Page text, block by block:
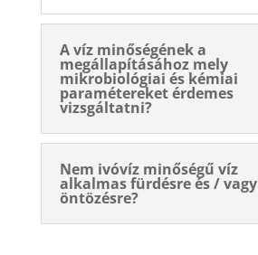
A víz minőségének a
megállapításához mely
mikrobiológiai és kémiai
paramétereket érdemes
vizsgáltatni?
Nem ivóvíz minőségű víz
alkalmas fürdésre és / vagy
öntözésre?